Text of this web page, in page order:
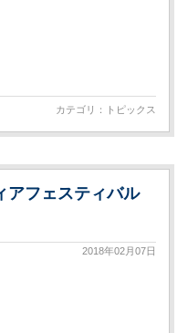
カテゴリ： トピックス
アフェスティバル
2018年02月07日